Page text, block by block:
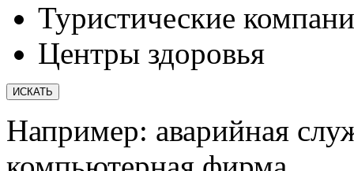
Туристические
Центры здоровья
Например: аварийная